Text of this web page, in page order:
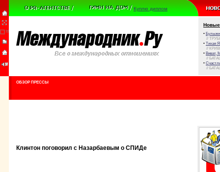
Куплю диплом
Новые
•
//
• Тихая
//
• Виват,
//
•
//
ОБЗОР ПРЕССЫ
Клинтон поговорил с Назарбаевым о СПИДе